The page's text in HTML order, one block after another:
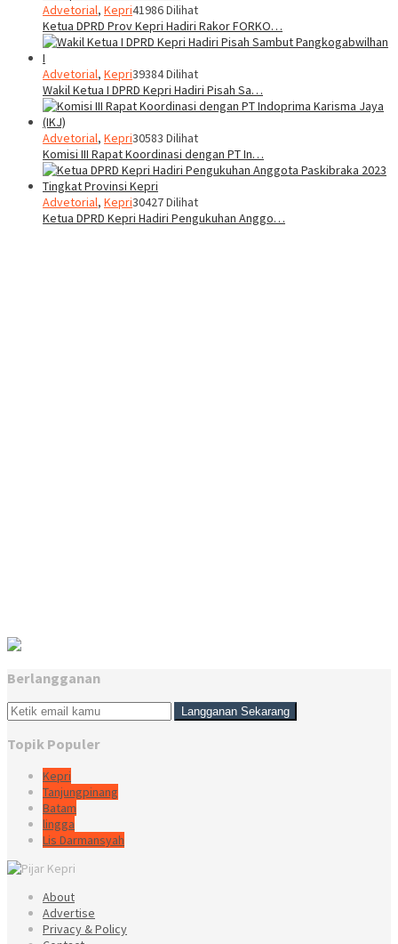
Advetorial, Kepri41986 Dilihat
Ketua DPRD Prov Kepri Hadiri Rakor FORKO…
Advetorial, Kepri39384 Dilihat
Wakil Ketua I DPRD Kepri Hadiri Pisah Sa…
Advetorial, Kepri30583 Dilihat
Komisi III Rapat Koordinasi dengan PT In…
Advetorial, Kepri30427 Dilihat
Ketua DPRD Kepri Hadiri Pengukuhan Anggo…
Berlangganan
Topik Populer
Kepri
Tanjungpinang
Batam
lingga
Lis Darmansyah
About
Advertise
Privacy & Policy